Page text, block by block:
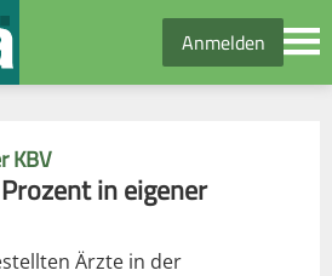
Anmelden
KBV
in eigener
Ärzte in der